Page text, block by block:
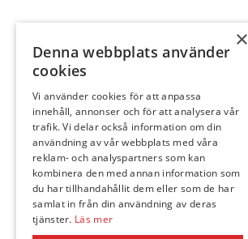
×
Denna webbplats använder
cookies
Vi använder cookies för att anpassa
innehåll, annonser och för att analysera vår
trafik. Vi delar också information om din
användning av vår webbplats med våra
reklam- och analyspartners som kan
kombinera den med annan information som
du har tillhandahållit dem eller som de har
samlat in från din användning av deras
tjänster. Läs mer